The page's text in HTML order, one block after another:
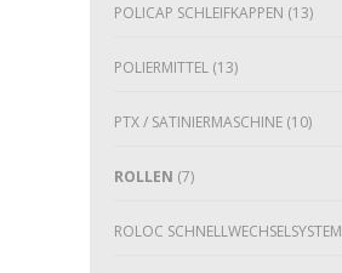
POLICAP SCHLEIFKAPPEN (13)
POLIERMITTEL (13)
PTX / SATINIERMASCHINE (10)
ROLLEN (7)
ROLOC SCHNELLWECHSELSYSTEM